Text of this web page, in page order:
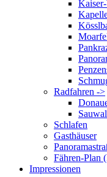
Radfahren ->
Schlafen
Gasthäuser
Fähren-Plan
Impressionen